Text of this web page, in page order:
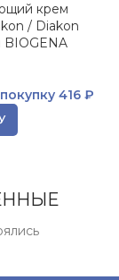
крем
/ Diakon
BIOGENA
416 ₽